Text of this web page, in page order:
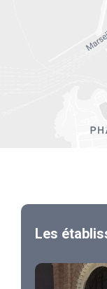
Les